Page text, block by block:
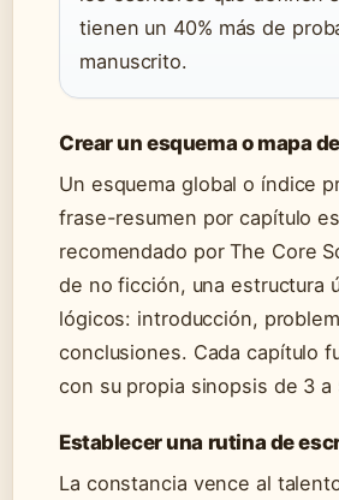
tienen un 40% más de
manuscrito.
Crear un esquema o mapa
Un esquema global o índice
frase-resumen por capítulo
recomendado por The Core
de no ficción, una estructura
lógicos: introducción,
conclusiones. Cada capítulo
con su propia sinopsis de 3 a
Establecer una rutina de
La constancia vence al